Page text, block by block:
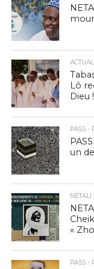
Lô
Dieu !
PASS -
un
«
PASS -